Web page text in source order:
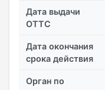
Дата выдачи
ОТТС
Дата окончания
срока действия
Орган по